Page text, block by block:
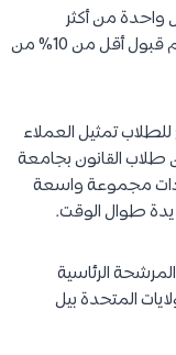
واحدة من أكثر
العمليات انتقائية في الولايات المتحدة ، حيث يتم قبول أقل من 10% من
تمثيل العملاء
، يشارك ما يصل إلى 80% من طلاب القانون بجامعة
مجموعة واسعة
طوال الوقت.
الرئاسية
المتحدة بيل